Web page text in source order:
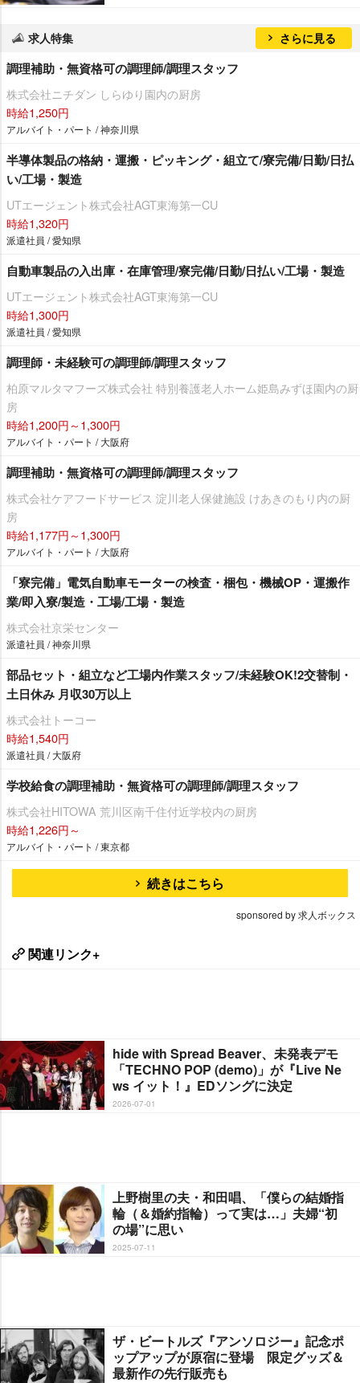
求人特集 さらに見る
調理補助・無資格可の調理師/調理スタッフ
株式会社ニチダン しらゆり園内の厨房
時給1,250円
アルバイト・パート / 神奈川県
半導体製品の格納・運搬・ピッキング・組立て/寮完備/日勤/日払
い/工場・製造
UTエージェント株式会社AGT東海第一CU
時給1,320円
派遣社員 / 愛知県
自動車製品の入出庫・在庫管理/寮完備/日勤/日払い/工場・製造
UTエージェント株式会社AGT東海第一CU
時給1,300円
派遣社員 / 愛知県
調理師・未経験可の調理師/調理スタッフ
柏原マルタマフーズ株式会社 特別養護老人ホーム姫島みずほ園内の厨
房
時給1,200円～1,300円
アルバイト・パート / 大阪府
調理補助・無資格可の調理師/調理スタッフ
株式会社ケアフードサービス 淀川老人保健施設 けあきのもり内の厨
房
時給1,177円～1,300円
アルバイト・パート / 大阪府
「寮完備」電気自動車モーターの検査・梱包・機械OP・運搬作
業/即入寮/製造・工場/工場・製造
株式会社京栄センター
派遣社員 / 神奈川県
部品セット・組立など工場内作業スタッフ/未経験OK!2交替制・
土日休み 月収30万以上
株式会社トーコー
時給1,540円
派遣社員 / 大阪府
学校給食の調理補助・無資格可の調理師/調理スタッフ
株式会社HITOWA 荒川区南千住付近学校内の厨房
時給1,226円～
アルバイト・パート / 東京都
続きはこちら
sponsored by 求人ボックス
関連リンク+
hide with Spread Beaver、未発表デモ
「TECHNO POP (demo)」が『Live Ne
ws イット！』EDソングに決定
2026-07-01
上野樹里の夫・和田唱、「僕らの結婚指
輪（＆婚約指輪）って実は…」夫婦“初
の場”に思い
2025-07-11
ザ・ビートルズ『アンソロジー』記念ポ
ップアップが原宿に登場 限定グッズ＆
最新作の先行販売も